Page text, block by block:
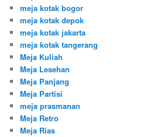
meja kotak bogor
meja kotak depok
meja kotak jakarta
meja kotak tangerang
Meja Kuliah
Meja Lesehan
Meja Panjang
Meja Partisi
meja prasmanan
Meja Retro
Meja Rias